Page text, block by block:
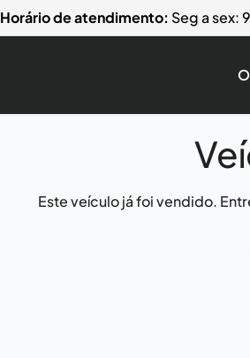
Horário de atendimento: Seg a sex:
Este veículo já foi vendido.